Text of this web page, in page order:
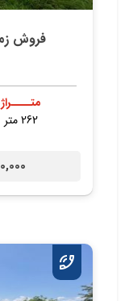
فروش
متــــراژ
262 متر